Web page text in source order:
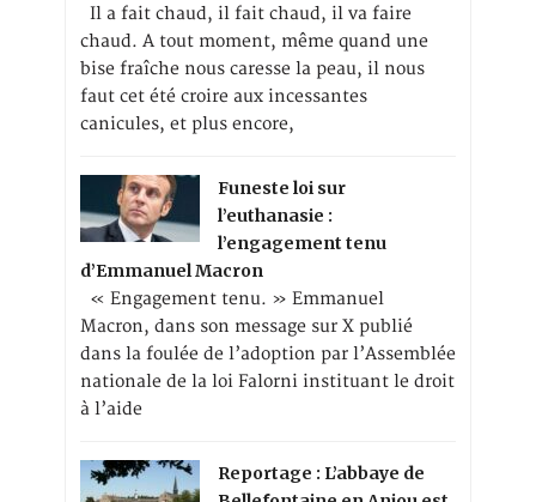
Il a fait chaud, il fait chaud, il va faire
chaud. A tout moment, même quand une
bise fraîche nous caresse la peau, il nous
faut cet été croire aux incessantes
canicules, et plus encore,
Funeste loi sur
l’euthanasie :
l’engagement tenu
d’Emmanuel Macron
« Engagement tenu. » Emmanuel
Macron, dans son message sur X publié
dans la foulée de l’adoption par l’Assemblée
nationale de la loi Falorni instituant le droit
à l’aide
Reportage : L’abbaye de